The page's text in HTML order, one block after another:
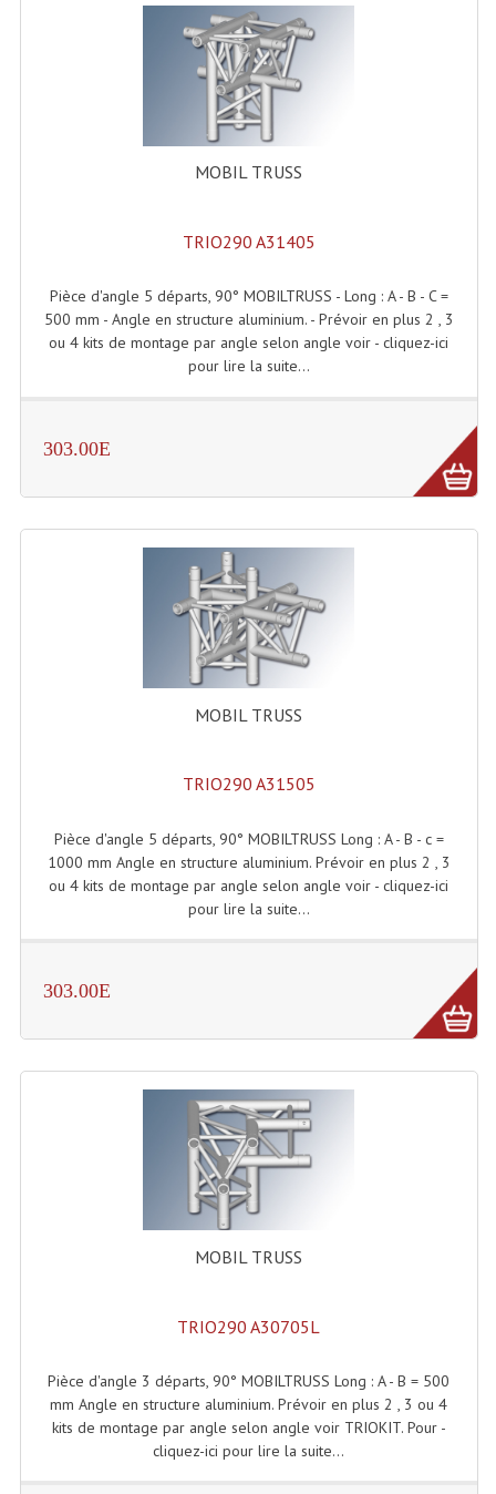
Rack 19" PRO Betonex
Rack 19" Standard Betonex
Sac Trolley De Transport
Sacs & Housses De Transport
Accessoires Flight-Case Coins Roulettes
Rack 19" STYLE VSR (capot En L)
Effets Projection Et Jet De CO2
Lanceur De Flammes Et Cartouche De Gaz
Machine À Etincelles Froides
Machines & Canon À Confettis
Machines À Bulles
Machines À Mousse, Neige, Liquides
Liquide À Brouillard
Liquides À Fumée
Liquides À Mousse
Nos Occasions Et Stock B
Les Occasions
Notre Stock B
Matériel Karaoké
Disque LD (30 Cm.)
TARIF ET CATALOGUE DE LOCATION
MOBIL TRUSS
TRIO290 A31405
Pièce d'angle 5 départs, 90° MOBILTRUSS - Long : A - B - C =
500 mm - Angle en structure aluminium. - Prévoir en plus 2 , 3
ou 4 kits de montage par angle selon angle voir - cliquez-ici
pour lire la suite...
303.00E
MOBIL TRUSS
TRIO290 A31505
Pièce d'angle 5 départs, 90° MOBILTRUSS Long : A - B - c =
1000 mm Angle en structure aluminium. Prévoir en plus 2 , 3
ou 4 kits de montage par angle selon angle voir - cliquez-ici
pour lire la suite...
303.00E
MOBIL TRUSS
TRIO290 A30705L
Pièce d'angle 3 départs, 90° MOBILTRUSS Long : A - B = 500
mm Angle en structure aluminium. Prévoir en plus 2 , 3 ou 4
kits de montage par angle selon angle voir TRIOKIT. Pour -
cliquez-ici pour lire la suite...